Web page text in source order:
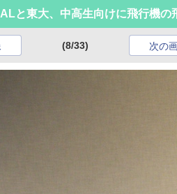
と東大、中高生向けに飛行機の
(8/33) 次の